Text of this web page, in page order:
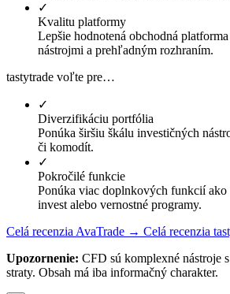
✓
Kvalitu platformy
Lepšie hodnotená obchodná
nástrojmi a prehľadným rozhraním.
tastytrade voľte pre…
✓
Diverzifikáciu portfólia
Ponúka širšiu škálu investičných
či komodít.
✓
Pokročilé funkcie
Ponúka viac doplnkových funkcií ako
invest alebo vernostné programy.
Celá recenzia AvaTrade → Celá recenzia
Upozornenie: CFD sú komplexné nástroje
straty. Obsah má iba informačný charakter.